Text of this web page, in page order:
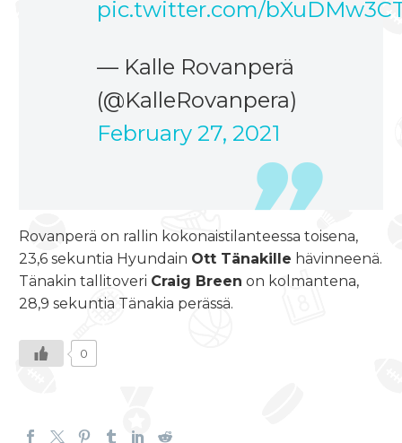
pic.twitter.com/
— Kalle Rovanperä
(@KalleRovanpera)
February 27, 2021
Rovanperä on rallin kokonaistilanteessa toisena,
23,6 sekuntia Hyundain Ott Tänakille hävinneenä.
Tänakin tallitoveri Craig Breen on kolmantena,
28,9 sekuntia Tänakia perässä.
0